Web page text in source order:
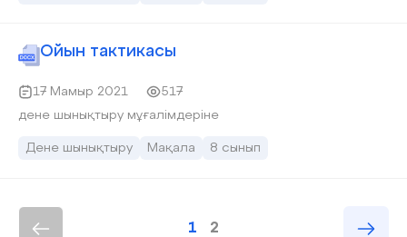
дұрыс сақтанғанымыз жөн. Деніміз сау болмаса, ауру
меңдеп, қалжыратса, шалқыған байлықтан, ақшадан не
аңғарамыз.
Ойын тактикасы
17 Мамыр 2021
517
дене шынықтыру мұғалімдеріне
Дене шынықтыру Мақала 8 сынып
1 2